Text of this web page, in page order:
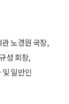
노경원 국장,
성 회장,
및 일반인